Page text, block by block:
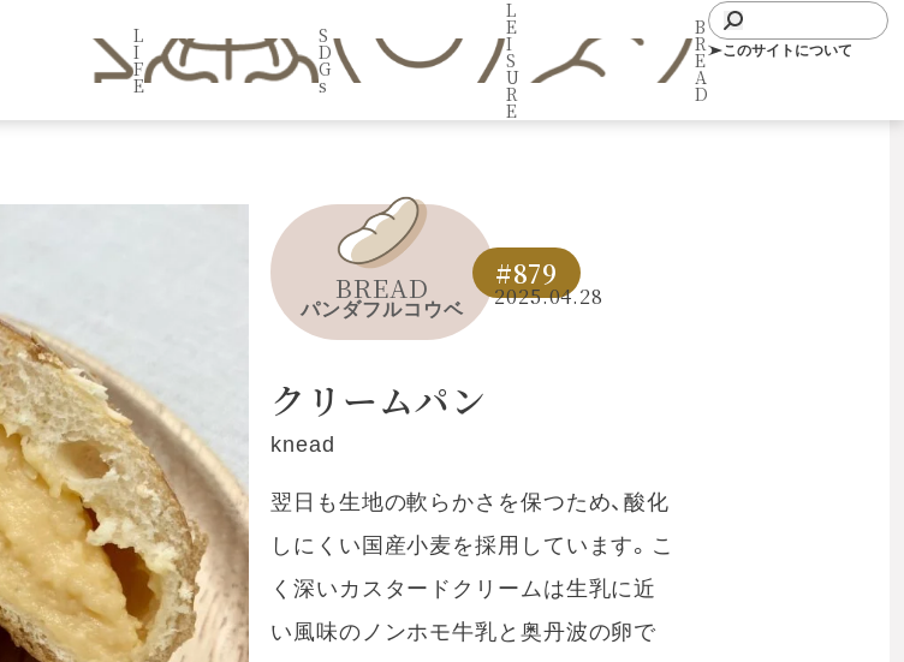
L
I
F
E
S
D
G
s
L
E
I
S
U
R
E
B
R
E
A
D
このサイトについて
BREAD
パンダフルコウベ
#879
2025.04.28
クリームパン
knead
翌日も生地の軟らかさを保つため、酸化
しにくい国産小麦を採用しています。こ
く深いカスタードクリームは生乳に近
い風味のノンホモ牛乳と奥丹波の卵で